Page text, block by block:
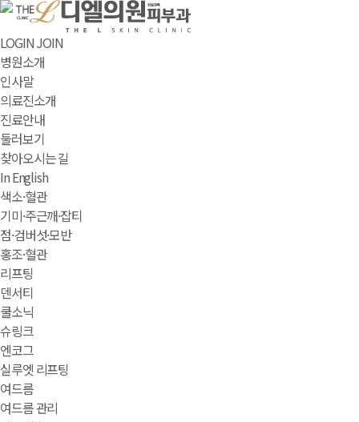
LOGINJOIN
병원소개
인사말
의료진소개
진료안내
둘러보기
찾아오시는 길
In English
색소·혈관
기미·주근깨·잡티
점·검버섯·모반
홍조·혈관
리프팅
덴서티
쿨소닉
슈링크
엔코그
실루엣 리프팅
여드름
여드름 관리